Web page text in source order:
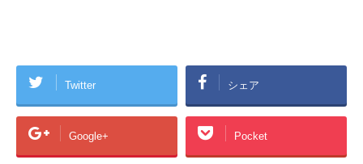
Twitter シェア
Google+ Pocket